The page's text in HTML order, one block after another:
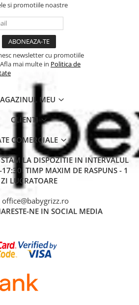
si promotiile noastre
newsletter cu promotiile
mai multe in Politica de
MEU
CLIENTI
COMERCIALE
LA DISPOZITIE IN INTERVALUL
TIMP MAXIM DE RASPUNS - 1
ZI LUCRATOARE
office@babygrizz.ro
NE IN SOCIAL MEDIA